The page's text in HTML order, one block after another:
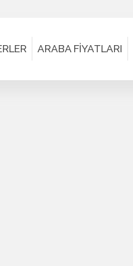
ARABA FİYATLARI